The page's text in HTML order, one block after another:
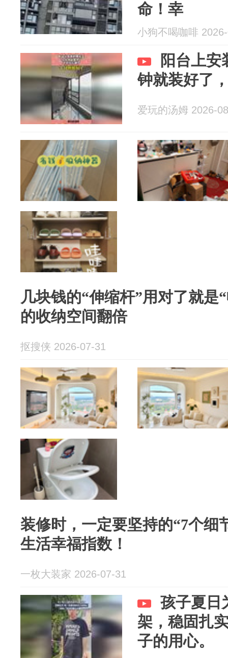
命！幸
小狗不喝咖啡
阳台上安
钟就装好了
爱玩的汤姆 2026-
几块钱的“伸缩杆”用对了就是
的收纳空间翻倍
抠搜侠 2026-07-31
装修时，一定要坚持的“7个细
生活幸福指数！
一枚大装家 2026-07-31
孩子夏日
架，稳固扎
子的用心。